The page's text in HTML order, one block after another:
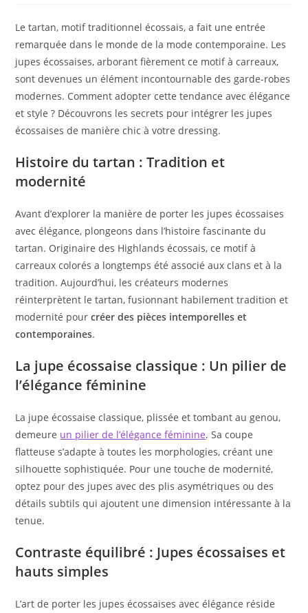
Le tartan, motif traditionnel écossais, a fait une entrée
remarquée dans le monde de la mode contemporaine. Les
jupes écossaises, arborant fièrement ce motif à carreaux,
sont devenues un élément incontournable des garde-robes
modernes. Comment adopter cette tendance avec élégance
et style ? Découvrons les secrets pour intégrer les jupes
écossaises de manière chic à votre dressing.
Histoire du tartan : Tradition et
modernité
Avant d’explorer la manière de porter les jupes écossaises
avec élégance, plongeons dans l’histoire fascinante du
tartan. Originaire des Highlands écossais, ce motif à
carreaux colorés a longtemps été associé aux clans et à la
tradition. Aujourd’hui, les créateurs modernes
réinterprètent le tartan, fusionnant habilement tradition et
modernité pourcréer des pièces intemporelles et
contemporaines.
La jupe écossaise classique : Un pilier de
l’élégance féminine
La jupe écossaise classique, plissée et tombant au genou,
demeure un pilier de l’élégance féminine. Sa coupe
flatteuse s’adapte à toutes les morphologies, créant une
silhouette sophistiquée. Pour une touche de modernité,
optez pour des jupes avec des plis asymétriques ou des
détails subtils qui ajoutent une dimension intéressante à la
tenue.
Contraste équilibré : Jupes écossaises et
hauts simples
L’art de porter les jupes écossaises avec élégance réside